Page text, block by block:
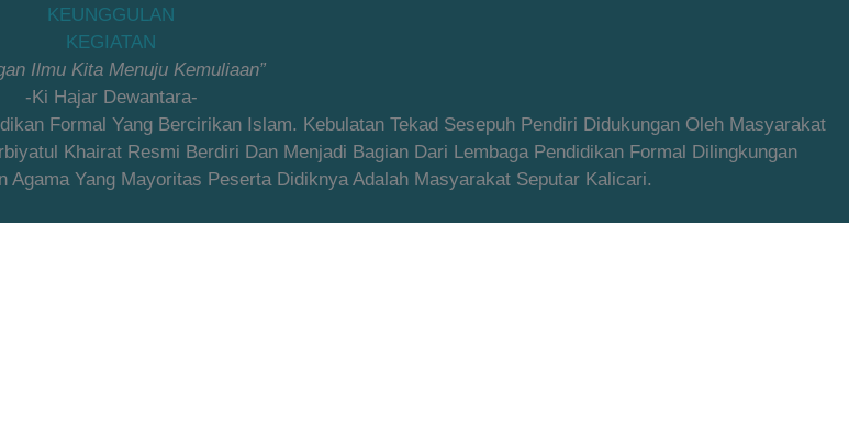
KEUNGGULAN
KEGIATAN
Ilmu Kita Menuju Kemuliaan”
-Ki Hajar Dewantara-
Formal Yang Bercirikan Islam. Kebulatan Tekad Sesepuh Pendiri Didukungan Oleh Masyarakat
Khairat Resmi Berdiri Dan Menjadi Bagian Dari Lembaga Pendidikan Formal Dilingkungan
Agama Yang Mayoritas Peserta Didiknya Adalah Masyarakat Seputar Kalicari.